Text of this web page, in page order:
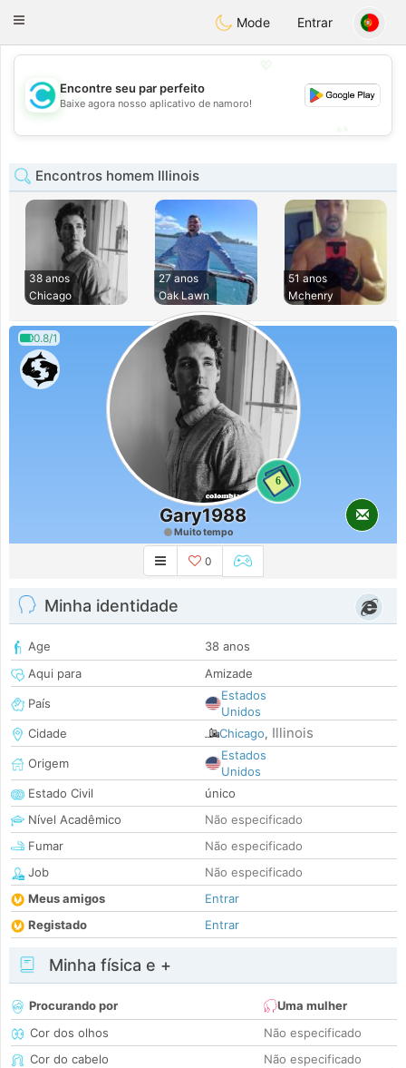
olombiaCitas
Toggle
Mode Entrar
💖
💕
Encontre seu par perfeito
Baixe agora nosso aplicativo de namoro!
Encontros homem Illinois
38 anos
Chicago
27 anos
Oak Lawn
51 anos
Mchenry
0.8/1
6
Gary1988
Muito tempo
0
Minha identidade
Age
38 anos
Aqui para
Amizade
País
Estados
Unidos
Cidade
Chicago, Illinois
Origem
Estados
Unidos
Estado Civil
único
Nível Acadêmico
Não especificado
Fumar
Não especificado
Job
Não especificado
Meus amigos
Entrar
Registado
Entrar
Minha física e +
Procurando por
Uma mulher
Cor dos olhos
Não especificado
Cor do cabelo
Não especificado